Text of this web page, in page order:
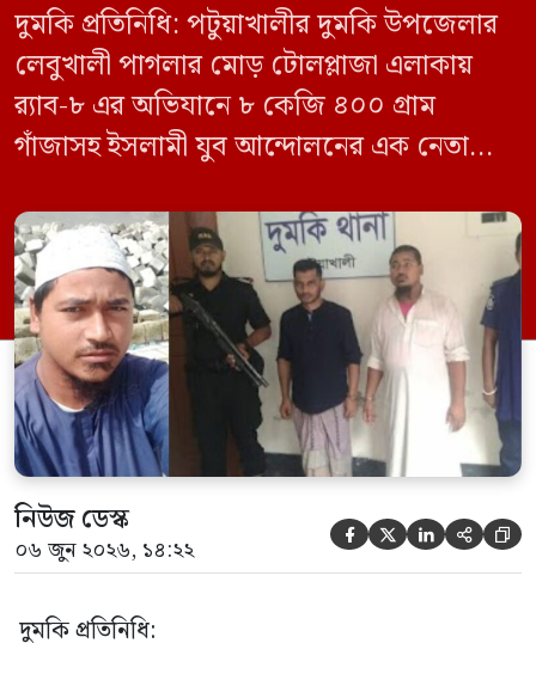
দুমকি প্রতিনিধি: পটুয়াখালীর দুমকি উপজেলার
লেবুখালী পাগলার মোড় টোলপ্লাজা এলাকায়
র‍্যাব-৮ এর অভিযানে ৮ কেজি ৪০০ গ্রাম
গাঁজাসহ ইসলামী যুব আন্দোলনের এক নেতাকে
ভিত্তিতে অভিযান চালিয়ে মাদক চক্রের আরও
এক সদস্যকে আটক করা হয়। র‍্যাব ও পুলিশ
সূত্রে জানা গেছে, শুক্রবার গোপন সংবাদের
ভিত্তিতে র‍্যাব-৮, সিপিসি-১ পটুয়াখালী ক্যাম্পের
[…]
নিউজ ডেস্ক
০৬ জুন ২০২৬, ১৪:২২     
দুমকি প্রতিনিধি: